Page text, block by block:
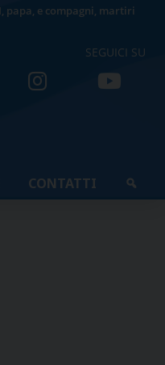
papa, e compagni, martiri
SEGUICI SU
CONTATTI